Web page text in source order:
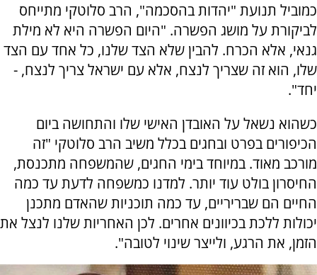
כמוביל תנועת "יהדות בהסכמה", הרב סלוטקי מתייחס
לביקורת על מושג הפשרה. "היום הפשרה היא לא מילת
גנאי, אלא הכרח. להבין שלא הצד שלנו, כל אחד עם הצד
שלו, הוא זה שצריך לנצח, אלא עם ישראל צריך לנצח, -
יחד".
כשהוא נשאל על האובדן האישי שלו והתחושה ביום
הכיפורים בפרט ובחגים בכלל משיב הרב סלוטקי "זה
מורכב מאוד. במיוחד בימי החגים, שהמשפחה מתכנסת,
החיסרון בולט עוד יותר. למדנו כמשפחה לדעת עד כמה
החיים הם שבריריים, עד כמה תוכניות שהאדם מתכנן
יכולות ללכת בכיוונים אחרים. לכן האחריות שלנו לנצל את
הזמן, את הרגע, ולייצר שינוי לטובה".